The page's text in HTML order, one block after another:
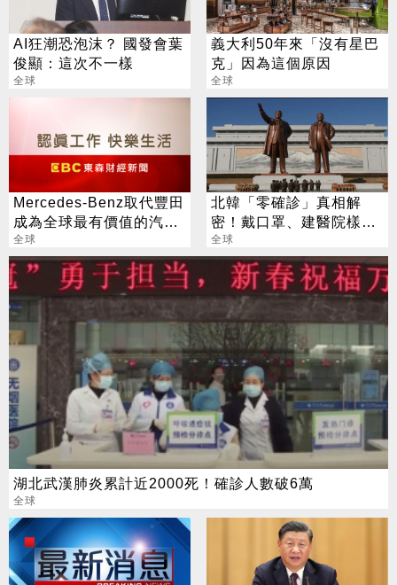
AI狂潮恐泡沫？ 國發會葉
俊顯：這次不一樣
全球
義大利50年來「沒有星巴
克」因為這個原因
全球
Mercedes-Benz取代豐田
成為全球最有價值的汽車
品牌
全球
北韓「零確診」真相解
密！戴口罩、建醫院樣樣
來
全球
湖北武漢肺炎累計近2000死！確診人數破6萬
全球